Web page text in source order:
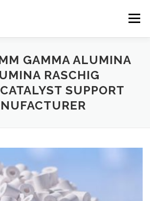
Menu
CATALYST-CARRIER
SERVICES CONTACT
GAMMA ALUMINA
RASCHIG
SUPPORT